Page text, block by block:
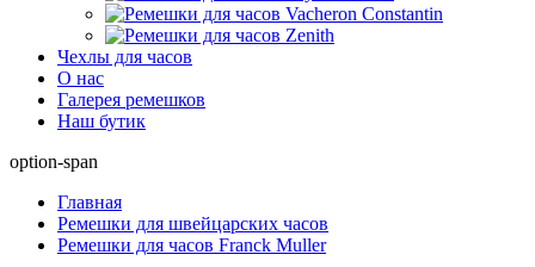
Чехлы для часов
О нас
Галерея ремешков
Наш бутик
option-span
Главная
Ремешки для швейцарских часов
Ремешки для часов Franck Muller